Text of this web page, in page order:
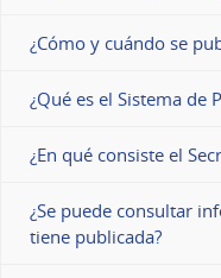
¿Cómo y cuándo se
¿Qué es el Sistema de
¿En qué consiste el
¿Se puede consultar
tiene publicada?